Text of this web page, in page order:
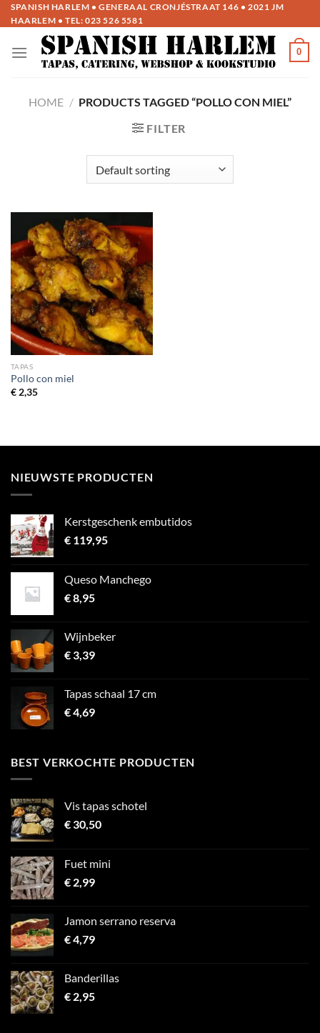
Ga
naar
SPANISH HARLEM • GENERAAL CRONJÉSTRAAT 146 • 2021 JM
HAARLEM • TEL: 023 526 5581
0
HOME / PRODUCTS TAGGED “POLLO CON MIEL”
FILTER
TAPAS
Pollo con miel
€2,35
NIEUWSTE PRODUCTEN
Kerstgeschenk embutidos
€ 119,95
Queso Manchego
€8,95
Wijnbeker
€3,39
Tapas schaal 17 cm
€4,69
BEST VERKOCHTE PRODUCTEN
Vis tapas schotel
€30,50
Fuet mini
€ 2,99
Jamon serrano reserva
€4,79
Banderillas
€ 2,95